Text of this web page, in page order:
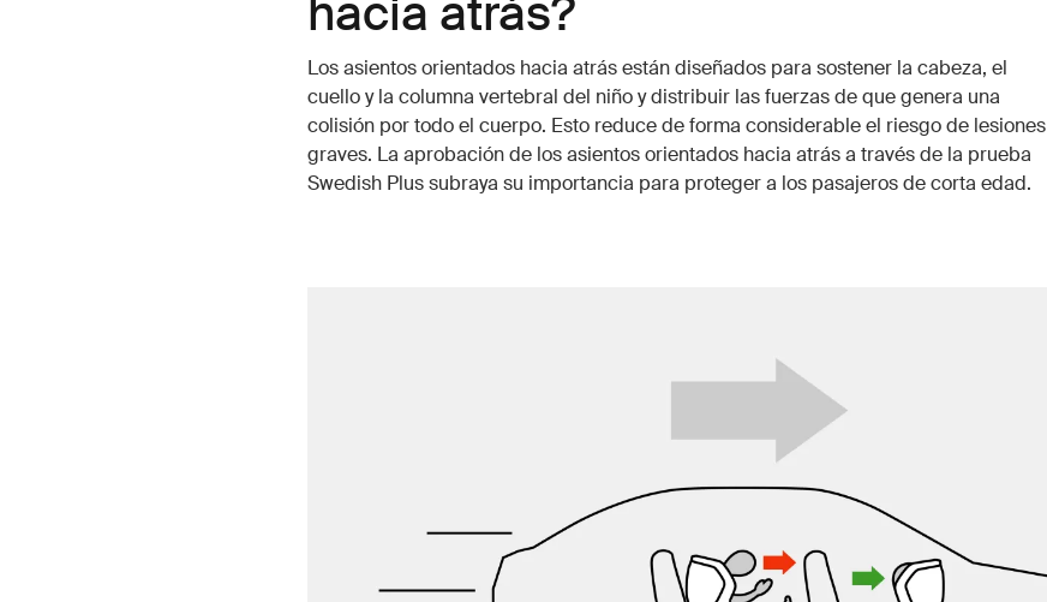
hacia atrás?
Los asientos orientados hacia atrás están diseñados para sostener la cabeza, el
cuello y la columna vertebral del niño y distribuir las fuerzas de que genera una
colisión por todo el cuerpo. Esto reduce de forma considerable el riesgo de lesiones
graves. La aprobación de los asientos orientados hacia atrás a través de la prueba
Swedish Plus subraya su importancia para proteger a los pasajeros de corta edad.